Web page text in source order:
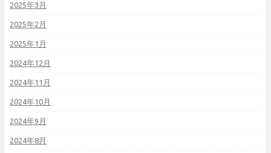
2025年3月
2025年2月
2025年1月
2024年12月
2024年11月
2024年10月
2024年9月
2024年8月